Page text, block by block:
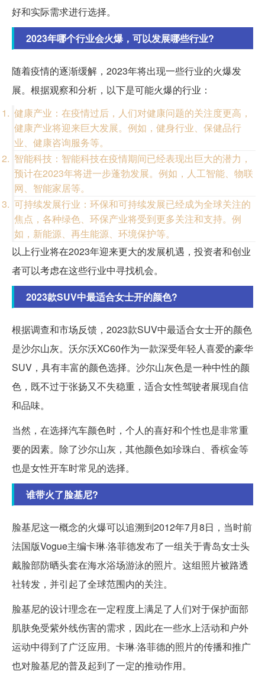
好和实际需求进行选择。
2023年哪个行业会火爆，可以发展哪些行业?
随着疫情的逐渐缓解，2023年将出现一些行业的火爆发
展。根据观察和分析，以下是可能火爆的行业：
健康产业：在疫情过后，人们对健康问题的关注度更高，
健康产业将迎来巨大发展。例如，健身行业、保健品行
业、健康咨询服务等。
智能科技：智能科技在疫情期间已经表现出巨大的潜力，
预计在2023年将进一步蓬勃发展。例如，人工智能、物联
网、智能家居等。
可持续发展行业：环保和可持续发展已经成为全球关注的
焦点，各种绿色、环保产业将受到更多关注和支持。例
如，新能源、再生能源、环境保护等。
以上行业将在2023年迎来更大的发展机遇，投资者和创业
者可以考虑在这些行业中寻找机会。
2023款SUV中最适合女士开的颜色?
根据调查和市场反馈，2023款SUV中最适合女士开的颜色
是沙尔山灰。沃尔沃XC60作为一款深受年轻人喜爱的豪华
SUV，具有丰富的颜色选择。沙尔山灰色是一种中性的颜
色，既不过于张扬又不失稳重，适合女性驾驶者展现自信
和品味。
当然，在选择汽车颜色时，个人的喜好和个性也是非常重
要的因素。除了沙尔山灰，其他颜色如珍珠白、香槟金等
也是女性开车时常见的选择。
谁带火了脸基尼?
脸基尼这一概念的火爆可以追溯到2012年7月8日，当时前
法国版Vogue主编卡琳·洛菲德发布了一组关于青岛女士头
戴脸部防晒头套在海水浴场游泳的照片。这组照片被路透
社转发，并引起了全球范围内的关注。
脸基尼的设计理念在一定程度上满足了人们对于保护面部
肌肤免受紫外线伤害的需求，因此在一些水上活动和户外
运动中得到了广泛应用。卡琳·洛菲德的照片的传播和推广
也对脸基尼的普及起到了一定的推动作用。